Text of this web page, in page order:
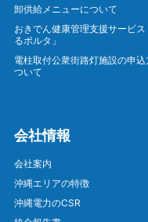
卸供給メニューについて
おきでん健康管理支援サービス
るポルタ」
電柱取付公衆街路灯施設の申込
ついて
会社情報
会社案内
沖縄エリアの特徴
沖縄電力のCSR